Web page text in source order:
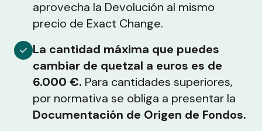
aprovecha la Devolución al mismo
precio de Exact Change.
La cantidad máxima que puedes
cambiar de quetzal a euros es de
6.000 €. Para cantidades superiores,
por normativa se obliga a presentar la
Documentación de Origen de Fondos.